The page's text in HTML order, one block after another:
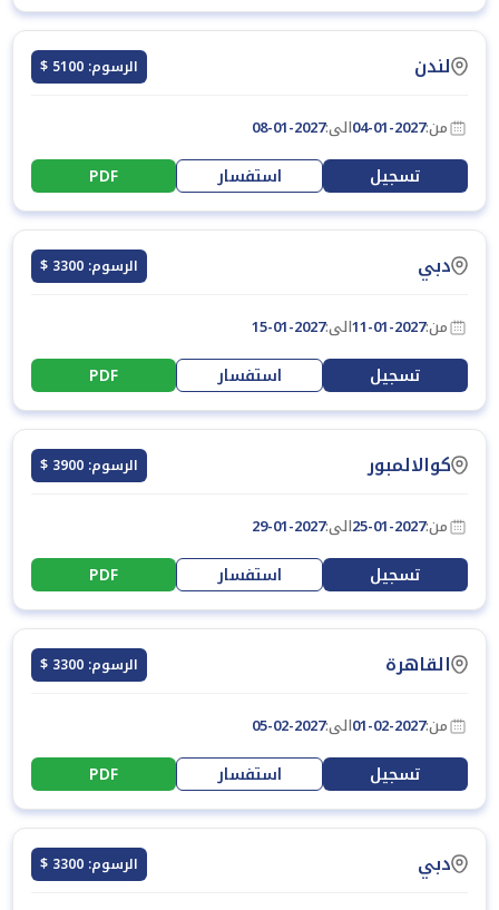
لندن الرسوم: 5100 $
من:04-01-2027الى:08-01-2027
تسجيل استفسار PDF
دبي الرسوم: 3300 $
من:11-01-2027الى:15-01-2027
تسجيل استفسار PDF
كوالالمبور الرسوم: 3900 $
من:25-01-2027الى:29-01-2027
تسجيل استفسار PDF
القاهرة الرسوم: 3300 $
من:01-02-2027الى:05-02-2027
تسجيل استفسار PDF
دبي الرسوم: 3300 $